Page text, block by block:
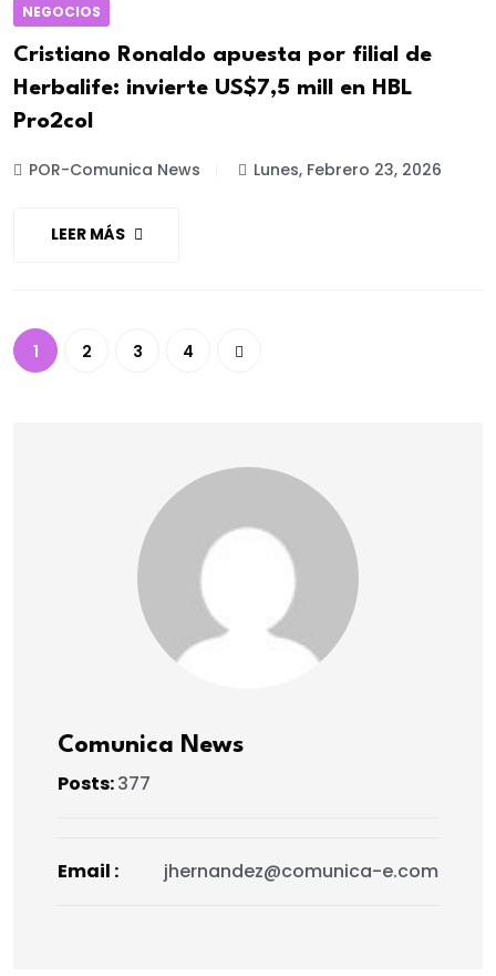
NEGOCIOS
Cristiano Ronaldo apuesta por filial de
Herbalife: invierte US$7,5 mill en HBL
Pro2col
POR-Comunica News Lunes, Febrero 23, 2026
LEER MÁS
1 2 3 4
Comunica News
Posts:377
Email : jhernandez@comunica-e.com